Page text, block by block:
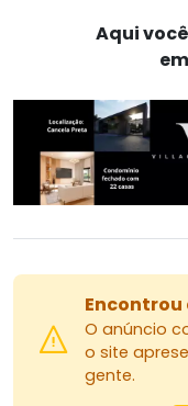
Aqui
O anúncio
o site
gente.